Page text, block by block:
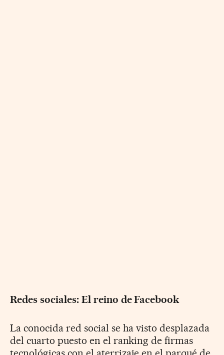
Redes sociales: El reino de Facebook
La conocida red social se ha visto desplazada
del cuarto puesto en el ranking de firmas